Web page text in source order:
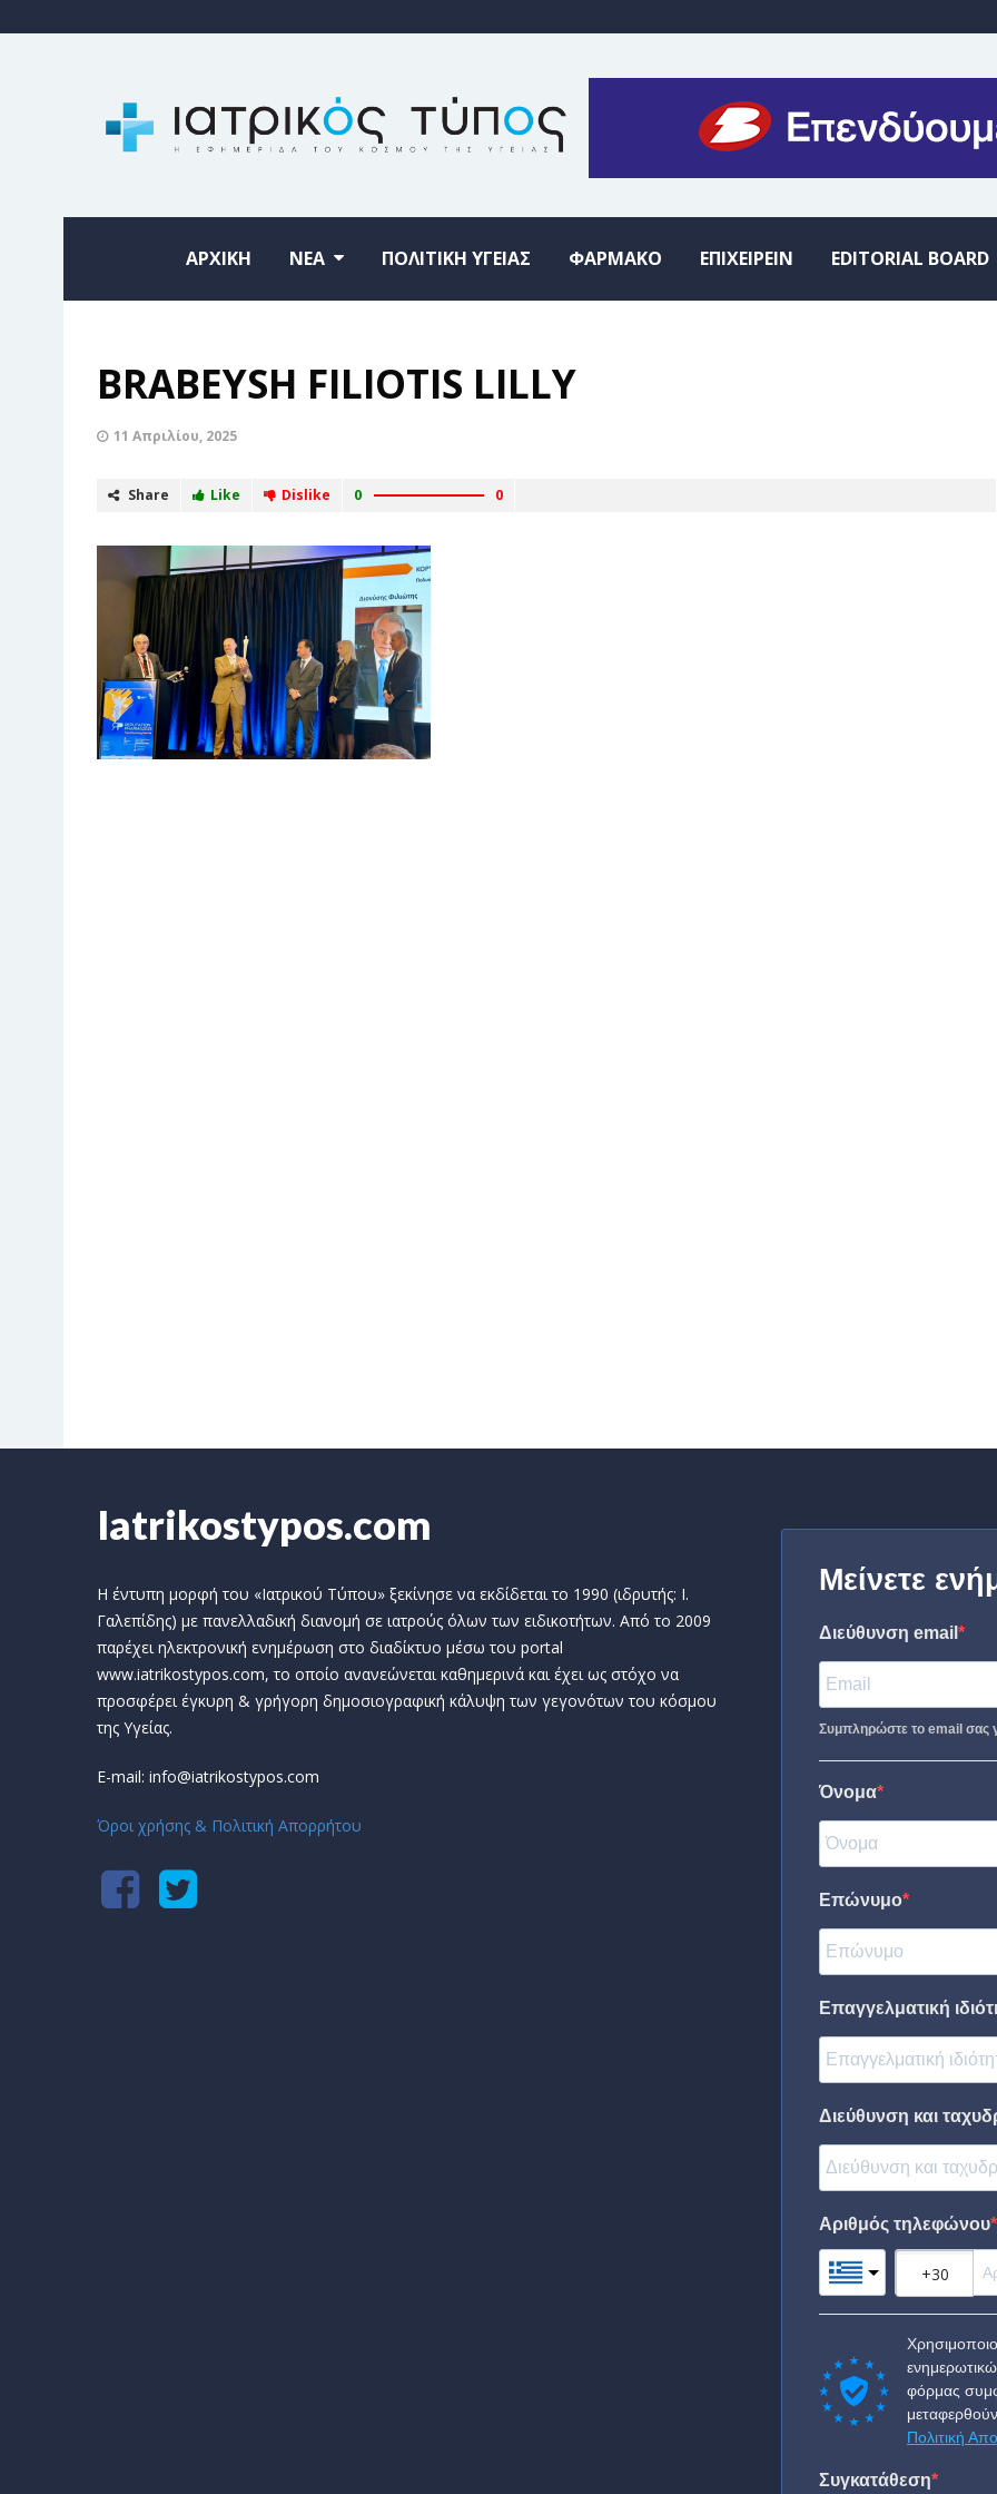
ΑΡΧΙΚΗ ΝΕΑ ΠΟΛΙΤΙΚΗ ΥΓΕΙΑΣ ΦΑΡΜΑΚΟ ΕΠΙΧΕΙΡΕΙΝ EDITORIAL BOARD
BRABEYSH FILIOTIS LILLY
11 Απριλίου, 2025
Share Like Dislike 0 0
Iatrikostypos.com
Η έντυπη μορφή του «Ιατρικού Τύπου» ξεκίνησε να εκδίδεται το 1990 (ιδρυτής: Ι.
Γαλεπίδης) με πανελλαδική διανομή σε ιατρούς όλων των ειδικοτήτων. Από το 2009
παρέχει ηλεκτρονική ενημέρωση στο διαδίκτυο μέσω του portal
www.iatrikostypos.com, το οποίο ανανεώνεται καθημερινά και έχει ως στόχο να
προσφέρει έγκυρη & γρήγορη δημοσιογραφική κάλυψη των γεγονότων του κόσμου
της Υγείας.
E-mail: info@iatrikostypos.com
Όροι χρήσης & Πολιτική Απορρήτου
Μείνετε
Διεύθυνση email
Συμπληρώστε το email σας
Όνομα
Επώνυμο
Επαγγελματική
Διεύθυνση και
Αριθμός τηλεφώνου
φόρμας
Πολιτική
Συγκατάθεση